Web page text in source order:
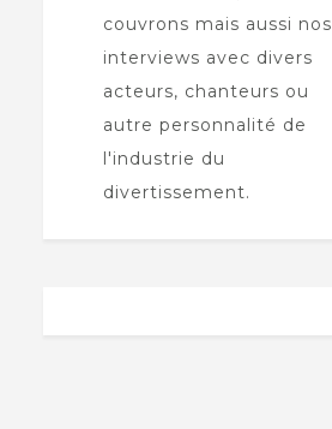
couvrons mais aussi nos
interviews avec divers
acteurs, chanteurs ou
autre personnalité de
l'industrie du
divertissement.